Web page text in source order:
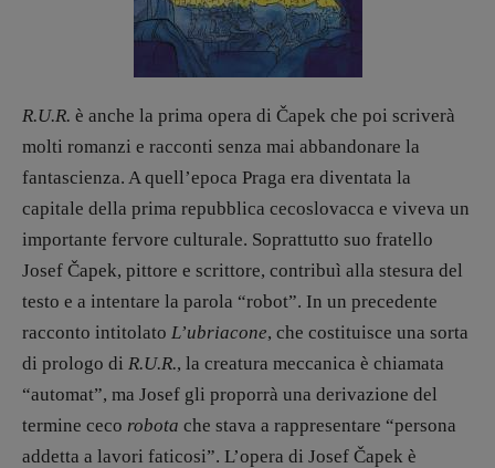
Editoria
Intelligenza Artificiale
Maestri sommersi
Pasolini 1922-2022
Psichedelia
Scienza
Stranimondi
Tornare a Ballard
Valerio Evangelisti
Vampirismi
Zong!
DIRETTRICE RESPONSABILE
Antonella Marrone
R.U.R. è anche la prima opera di Čapek che poi scriverà
molti romanzi e racconti senza mai abbandonare la
fantascienza. A quell’epoca Praga era diventata la
capitale della prima repubblica cecoslovacca e viveva un
importante fervore culturale. Soprattutto suo fratello
Josef Čapek, pittore e scrittore, contribuì alla stesura del
testo e a intentare la parola “robot”. In un precedente
racconto intitolato L’ubriacone, che costituisce una sorta
di prologo di R.U.R., la creatura meccanica è chiamata
“automat”, ma Josef gli proporrà una derivazione del
termine ceco robota che stava a rappresentare “persona
addetta a lavori faticosi”. L’opera di Josef Čapek è